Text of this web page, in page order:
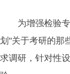
为增强检验
划"关于考研的那
求调研，针对性